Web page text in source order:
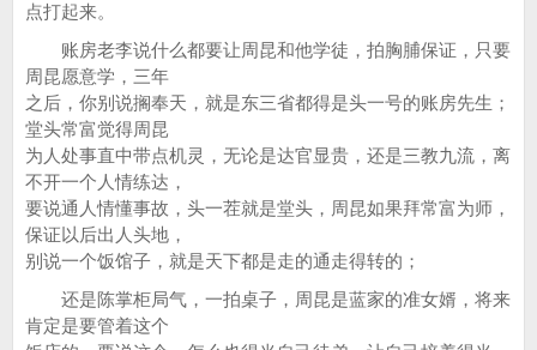
点打起来。
账房老李说什么都要让周昆和他学徒，拍胸脯保证，只要
周昆愿意学，三年
之后，你别说搁奉天，就是东三省都得是头一号的账房先生；
堂头常富觉得周昆
为人处事直中带点机灵，无论是达官显贵，还是三教九流，离
不开一个人情练达，
要说通人情懂事故，头一茬就是堂头，周昆如果拜常富为师，
保证以后出人头地，
别说一个饭馆子，就是天下都是走的通走得转的；
还是陈掌柜局气，一拍桌子，周昆是蓝家的准女婿，将来
肯定是要管着这个